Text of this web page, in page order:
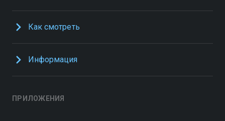
Как смотреть
Информация
ПРИЛОЖЕНИЯ